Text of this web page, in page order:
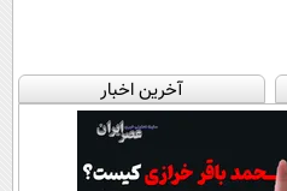
آخرین اخبار